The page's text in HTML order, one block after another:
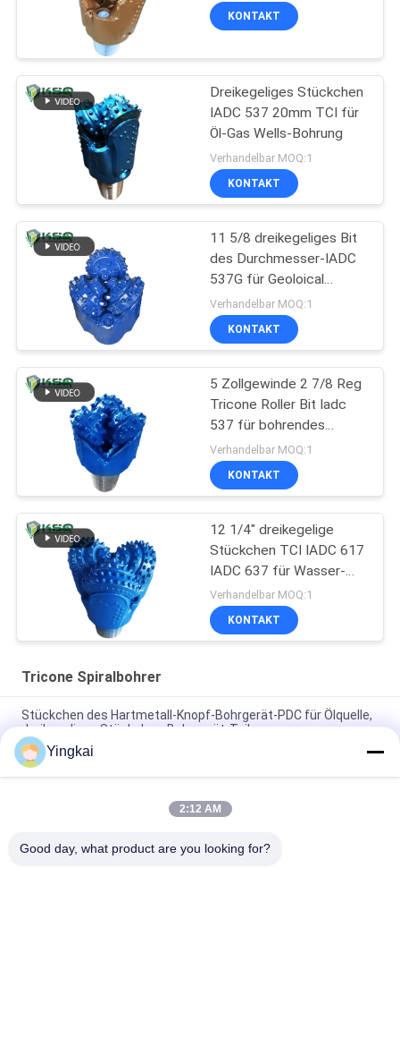
Brunnenbohrungs-5 1/2
KONTAKT
Dreikegeliges Stückchen
IADC 537 20mm TCI für
Öl-Gas Wells-Bohrung
Verhandelbar MOQ:1
KONTAKT
11 5/8 dreikegeliges Bit
des Durchmesser-IADC
537G für Geoloical
Prospektierung
Verhandelbar MOQ:1
KONTAKT
5 Zollgewinde 2 7/8 Reg
Tricone Roller Bit Iadc
537 für bohrendes
Wasser Wells
Verhandelbar MOQ:1
KONTAKT
12 1/4" dreikegelige
Stückchen TCI IADC 617
IADC 637 für Wasser-
Brunnen oder
Erdölbohrung
Verhandelbar MOQ:1
KONTAKT
Tricone Spiralbohrer
Stückchen des Hartmetall-Knopf-Bohrgerät-PDC für Ölquelle,
dreikegeliges Stückchen-Bohrgerät-Teile
Blatt drei beflügelt Wasser-Brunnenbohrungs-drehende
Bohrköpfe für weiche Bildungen
Blätter des Hartmetalleinsatz-3 wässern gut Stahldrehenden
Yingkai
2:12 AM
Good day, what product are you looking for?